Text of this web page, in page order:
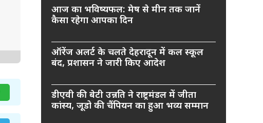
आज का भविष्यफल: मेष से मीन तक जानें
कैसा रहेगा आपका दिन
ऑरेंज अलर्ट के चलते देहरादून में कल स्कूल
बंद, प्रशासन ने जारी किए आदेश
डीएवी की बेटी उन्नति ने राष्ट्रमंडल में जीता
कांस्य, जूडो की चैंपियन का हुआ भव्य सम्मान